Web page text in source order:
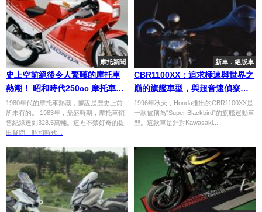
摩托新聞
史上空前絕後令人驚嘆的摩托車
熱潮！ 昭和時代250cc 摩托車銷
售量前十名
1980年代的摩托車熱潮，據說是歷史上前
所未有的。 1983年，鼎盛時期，摩托車銷
售紀錄達到328.5萬輛。這裡不禁好奇的提
出疑問「昭和時代...
新車．絕版車
CBR1100XX：追求極速與世界之
巔的旗艦車型，與超音速偵察機
的神秘合奏！探秘背後的故事與
舞台【日本經典車款特輯】
1996年秋天，Honda推出的CBR1100XX是
一款被稱為“Super Blackbird”的旗艦運動車
型。這款車是針對Kawasaki...